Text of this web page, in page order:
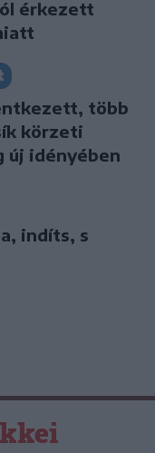
érkezett
több
körzeti
új idényében
indíts, s